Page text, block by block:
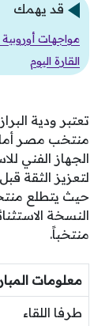
قد يهمك
مواجهات
القارة اليوم
تعتبر ودية
منتخب مصر
الجهاز الفني
حيث يتطلع
النسخة
منتخباً.
معلومات
طرفا اللقاء